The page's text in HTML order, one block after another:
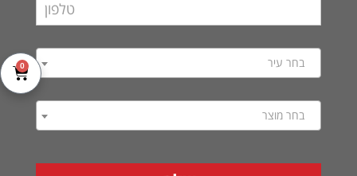
בחר עיר
בחר מוצר
0